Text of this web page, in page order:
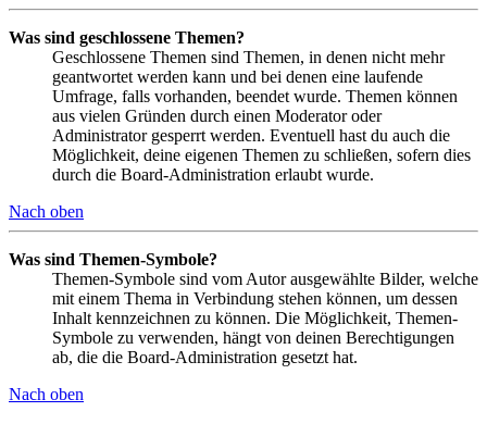
Was sind geschlossene Themen?
Geschlossene Themen sind Themen, in denen nicht mehr
geantwortet werden kann und bei denen eine laufende
Umfrage, falls vorhanden, beendet wurde. Themen können
aus vielen Gründen durch einen Moderator oder
Administrator gesperrt werden. Eventuell hast du auch die
Möglichkeit, deine eigenen Themen zu schließen, sofern dies
durch die Board-Administration erlaubt wurde.
Nach oben
Was sind Themen-Symbole?
Themen-Symbole sind vom Autor ausgewählte Bilder, welche
mit einem Thema in Verbindung stehen können, um dessen
Inhalt kennzeichnen zu können. Die Möglichkeit, Themen-
Symbole zu verwenden, hängt von deinen Berechtigungen
ab, die die Board-Administration gesetzt hat.
Nach oben